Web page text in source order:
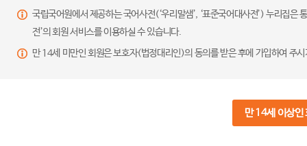
국립국어원에서 제공하는 국어사전(‘우리말샘’, ‘표준국어대사전’) 누리집
전’의 회원 서비스를 이용하실 수 있습니다.
만 14세 미만인 회원은 보호자(법정대리인)의 동의를 받은 후에 가입하여 주
만 14세 이상인